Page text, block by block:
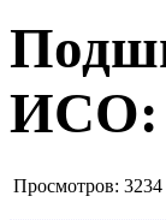
ИСО:
Просмотров: 3234